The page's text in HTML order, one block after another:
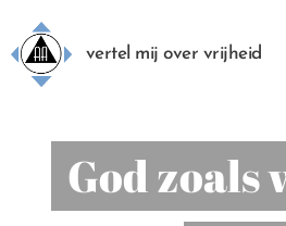
vertel mij over vrijheid
God zoals